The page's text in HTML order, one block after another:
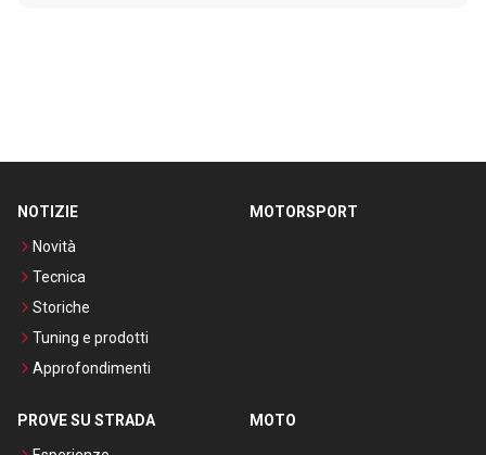
NOTIZIE
Novità
Tecnica
Storiche
Tuning e prodotti
Approfondimenti
MOTORSPORT
PROVE SU STRADA
MOTO